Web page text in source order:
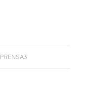
PRENSA3